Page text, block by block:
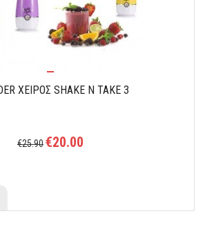
ΧΕΙΡΟΣ SHAKE N TAKE 3
€25.90€20.00